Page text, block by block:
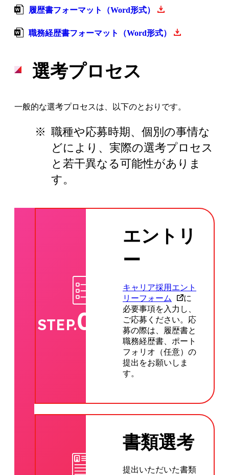
履歴書フォーマット（Word形式）
職務経歴書フォーマット（Word形式）
選考プロセス
一般的な選考プロセスは、以下のとおりです。
※ 職種や応募時期、個別の事情な
どにより、実際の選考プロセス
と若干異なる可能性がありま
す。
STEP.01
エントリ
ー
キャリア採用エント
リーフォーム
に
必要事項を入力し、
ご応募ください。応
募の際は、履歴書と
職務経歴書、ポート
フォリオ（任意）の
提出をお願いしま
す。
書類選考
提出いただいた書類